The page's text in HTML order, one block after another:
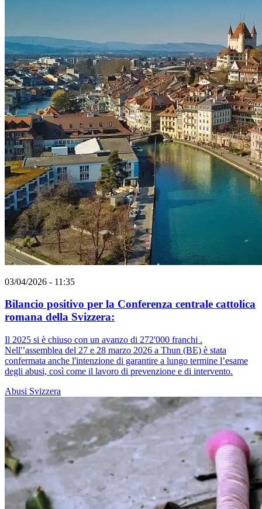
03/04/2026 - 11:35
Bilancio positivo per la Conferenza centrale cattolica
romana della Svizzera:
Il 2025 si è chiuso con un avanzo di 272'000 franchi .
Nell'’assemblea del 27 e 28 marzo 2026 a Thun (BE) è stata
confermata anche l'intenzione di garantire a lungo termine l’esame
degli abusi, così come il lavoro di prevenzione e di intervento.
Abusi Svizzera